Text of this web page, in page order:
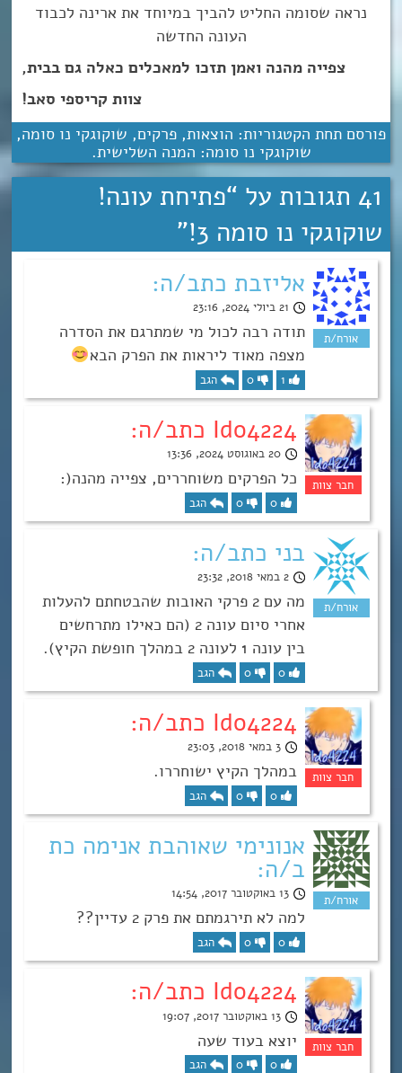
נראה שסומה החליט להביך במיוחד את ארינה לכבוד
העונה החדשה
צפייה מהנה ואמן תזכו למאכלים כאלה גם בבית,
צוות קריספי סאב!
פורסם תחת הקטגוריות: הוצאות, פרקים, שוקוגקי נו סומה,
שוקוגקי נו סומה: המנה השלישית.
41 תגובות על “
פתיחת עונה!
שוקוגקי נו סומה 3!
”
אליזבת כתב/ה:
21 ביולי 2024, 23:16
תודה רבה לכול מי שמתרגם את הסדרה
מצפה מאוד ליראות את הפרק הבא
1
0 הגב
Ido4224 כתב/ה:
20 באוגוסט 2024, 13:36
כל הפרקים משוחררים, צפייה מהנה(:
0
0 הגב
בני כתב/ה:
2 במאי 2018, 23:32
מה עם 2 פרקי האובות שהבטחתם להעלות
אחרי סיום עונה 2 (הם כאילו מתרחשים
בין עונה 1 לעונה 2 במהלך חופשת הקיץ).
0
0 הגב
Ido4224 כתב/ה:
3 במאי 2018, 23:03
במהלך הקיץ ישוחררו.
0
0 הגב
אנונימי שאוהבת אנימה כת
ב/ה:
13 באוקטובר 2017, 14:54
למה לא תירגמתם את פרק 2 עדיין??
0
0 הגב
Ido4224 כתב/ה:
13 באוקטובר 2017, 19:07
יוצא בעוד שעה
0
0 הגב